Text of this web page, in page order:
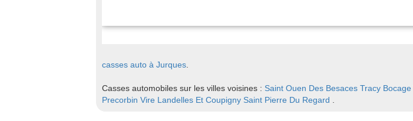
casses auto à Jurques
Casses automobiles sur les villes voisines : Saint Ouen Des Besaces Tracy Bocage
Precorbin Vire Landelles Et Coupigny Saint Pierre Du Regard